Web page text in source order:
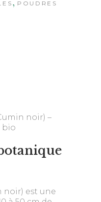
POUDRES
noir) –
bio
noir) est une